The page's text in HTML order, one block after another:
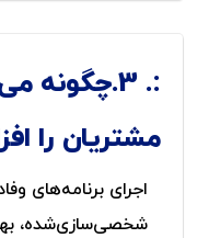
3.چگونه
مشتریان را
اجرای برنامه‌های
شخصی‌سازی‌شده،